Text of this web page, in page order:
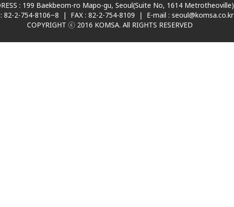
: 199 Baekbeom-ro Mapo-gu, Seoul(Suite No, 1614 Metrotheoville)
: 82-2-754-8106~8 | FAX : 82-2-754-8109 | E-mail : seoul@komsa.co.kr
COPYRIGHT ⓒ 2016 KOMSA. All RIGHTS RESERVED